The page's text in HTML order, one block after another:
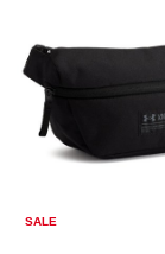
SALE